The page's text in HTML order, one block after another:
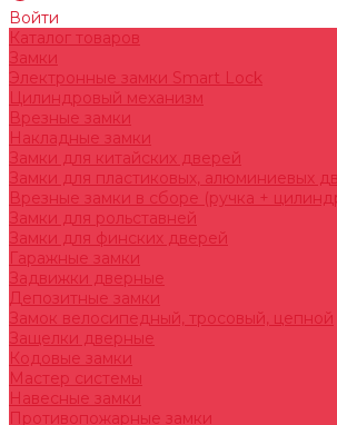
Войти
Каталог товаров
Замки
Электронные замки Smart Lock
Цилиндровый механизм
Врезные замки
Накладные замки
Замки для китайских дверей
Замки для пластиковых, алюминиевых
Врезные замки в сборе (ручка +
Замки для рольставней
Замки для финских дверей
Гаражные замки
Задвижки дверные
Депозитные замки
Замок велосипедный, тросовый, цепной
Защелки дверные
Кодовые замки
Мастер системы
Навесные замки
Противопожарные замки